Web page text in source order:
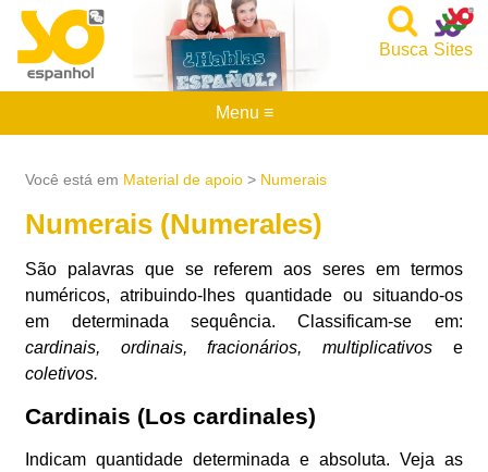
Sites
Busca
Você está em Material de apoio > Numerais
Numerais (Numerales)
São palavras que se referem aos seres em termos
numéricos, atribuindo-lhes quantidade ou situando-os
em determinada sequência. Classificam-se em:
cardinais, ordinais, fracionários, multiplicativos e
coletivos.
Cardinais (Los cardinales)
Indicam quantidade determinada e absoluta. Veja as